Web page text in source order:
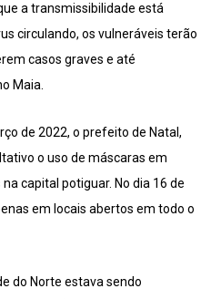
a transmissibilidade está
circulando, os vulneráveis terão
casos graves e até
Maia.
de 2022, o prefeito de Natal,
o uso de máscaras em
capital potiguar. No dia 16 de
em locais abertos em todo o
do Norte estava sendo